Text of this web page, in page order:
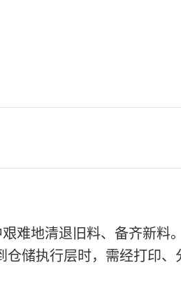
难地清退旧料、备齐新料
储执行层时，需经打印、